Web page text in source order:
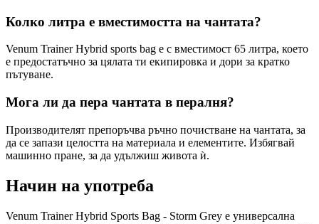
Колко литра е вместимостта на чантата?
Venum Trainer Hybrid sports bag е с вместимост 65 литра, което
е предостатъчно за цялата ти екипировка и дори за кратко
пътуване.
Мога ли да пера чантата в пералня?
Производителят препоръчва ръчно почистване на чантата, за
да се запази целостта на материала и елементите. Избягвай
машинно пране, за да удължиш живота ѝ.
Начин на употреба
Venum Trainer Hybrid Sports Bag - Storm Grey е универсална